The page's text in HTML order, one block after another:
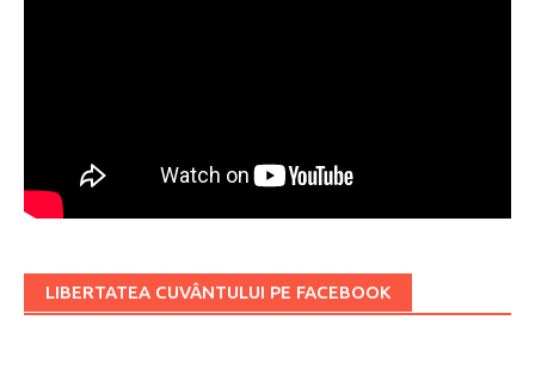
LIBERTATEA CUVÂNTULUI PE FACEBOOK